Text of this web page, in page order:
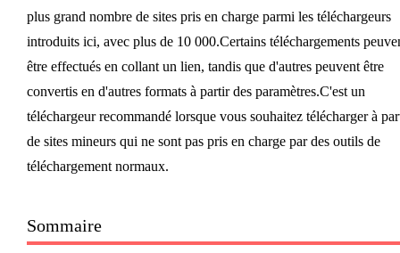
plus grand nombre de sites pris en charge parmi les téléchargeurs
introduits ici, avec plus de 10 000.Certains téléchargements
être effectués en collant un lien, tandis que d'autres peuvent être
convertis en d'autres formats à partir des paramètres.C'est un
téléchargeur recommandé lorsque vous souhaitez télécharger à
de sites mineurs qui ne sont pas pris en charge par des outils de
téléchargement normaux.
Sommaire